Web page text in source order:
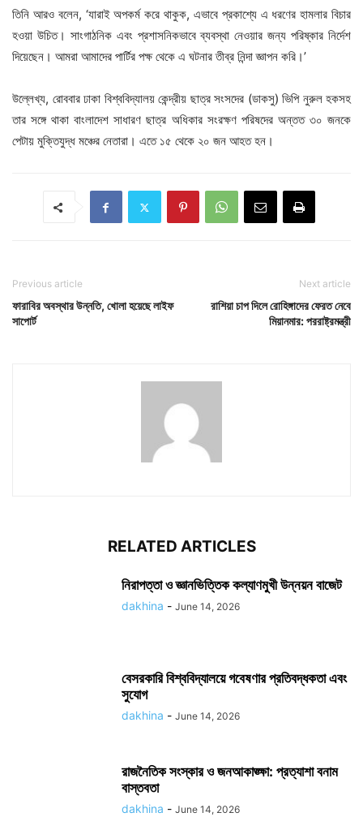
তিনি আরও বলেন, ‘যারাই অপকর্ম করে থাকুক, এভাবে প্রকাশ্যে এ ধরণের হামলার বিচার
হওয়া উচিত। সাংগাঠনিক এবং প্রশাসনিকভাবে ব্যবস্থা নেওয়ার জন্য পরিষ্কার নির্দেশ
দিয়েছেন। আমরা আমাদের পার্টির পক্ষ থেকে এ ঘটনার তীব্র নিন্দা জ্ঞাপন করি।’
উল্লেখ্য, রোববার ঢাকা বিশ্ববিদ্যালয় কেন্দ্রীয় ছাত্র সংসদের (ডাকসু) ভিপি নুরুল হকসহ
তার সঙ্গে থাকা বাংলাদেশ সাধারণ ছাত্র অধিকার সংরক্ষণ পরিষদের অন্তত ৩০ জনকে
পেটায় মুক্তিযুদ্ধ মঞ্চের নেতারা। এতে ১৫ থেকে ২০ জন আহত হন।
Previous article
ফারাবির অবস্থার উন্নতি, খোলা হয়েছে লাইফ
সাপোর্ট
Next article
রাশিয়া চাপ দিলে রোহিঙ্গাদের ফেরত নেবে
মিয়ানমার: পররাষ্ট্রমন্ত্রী
RELATED ARTICLES
নিরাপত্তা ও জ্ঞানভিত্তিক কল্যাণমুখী উন্নয়ন বাজেট
dakhina - June 14, 2026
বেসরকারি বিশ্ববিদ্যালয়ে গবেষণার প্রতিবদ্ধকতা এবং
সুযোগ
dakhina - June 14, 2026
রাজনৈতিক সংস্কার ও জনআকাঙ্ক্ষা: প্রত্যাশা বনাম
বাস্তবতা
dakhina - June 14, 2026